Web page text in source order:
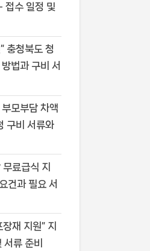
접수 일정 및
충청북도 청
법과 구비 서
모부담 차액
구비 서류와
료급식 지
건과 필요 서
재 지원” 지
류 준비